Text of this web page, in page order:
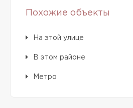
Похожие объекты
На этой улице
В этом районе
Метро